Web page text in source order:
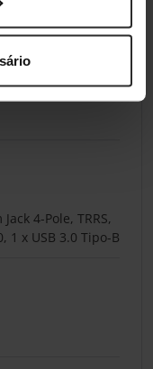
Premium Pro
4-Pole, TRRS,
1 x USB 3.0 Tipo-B